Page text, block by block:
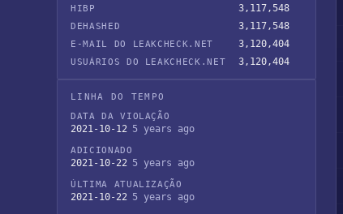
HIBP
3,117,548
DEHASHED 3,117,548
E-MAIL DO LEAKCHECK.NET 3,120,404
USUÁRIOS DO LEAKCHECK.NET 3,120,404
LINHA DO TEMPO
DATA DA VIOLAÇÃO
2021-10-12 5 years ago
ADICIONADO
2021-10-22 5 years ago
ÚLTIMA ATUALIZAÇÃO
2021-10-22 5 years ago